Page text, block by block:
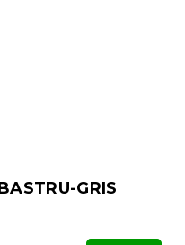
GRIS